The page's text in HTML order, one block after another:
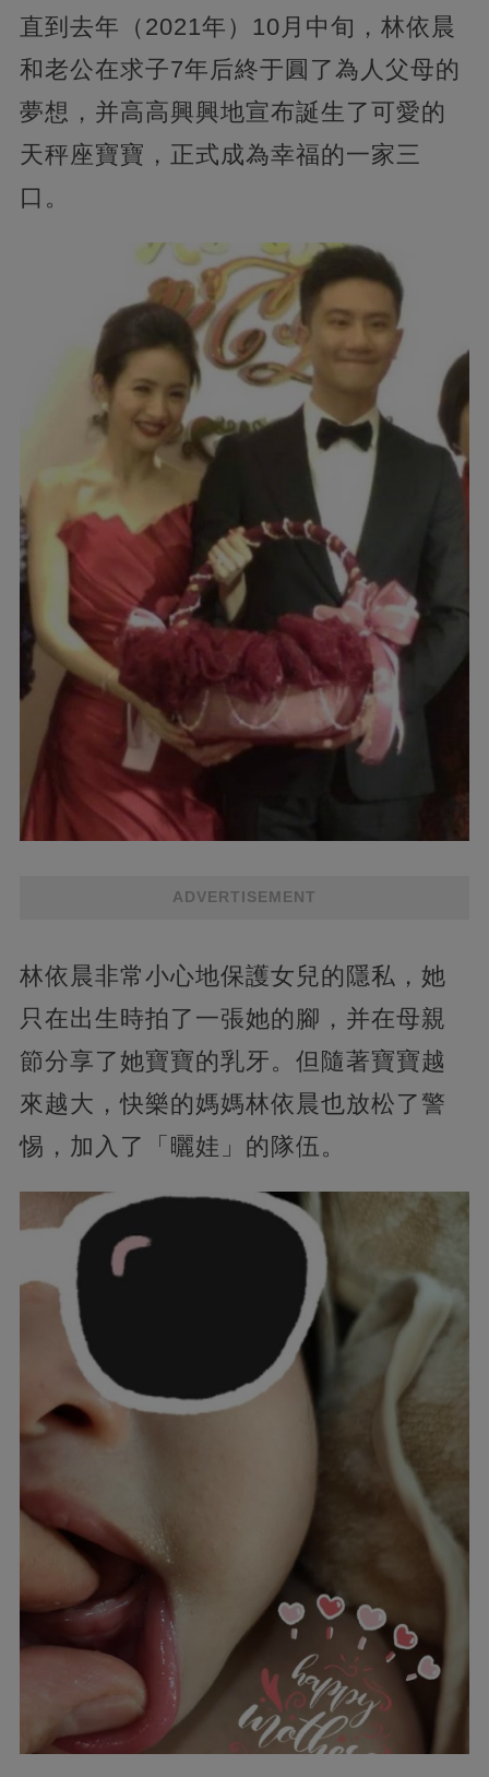
直到去年（2021年）10月中旬，林依晨
和老公在求子7年后終于圓了為人父母的
夢想，并高高興興地宣布誕生了可愛的
天秤座寶寶，正式成為幸福的一家三
口。
ADVERTISEMENT
林依晨非常小心地保護女兒的隱私，她
只在出生時拍了一張她的腳，并在母親
節分享了她寶寶的乳牙。但隨著寶寶越
來越大，快樂的媽媽林依晨也放松了警
惕，加入了「曬娃」的隊伍。